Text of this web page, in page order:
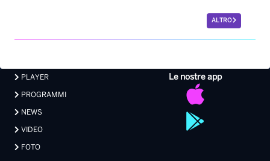
ALTRO
Le nostre app
PLAYER
PROGRAMMI
NEWS
VIDEO
FOTO